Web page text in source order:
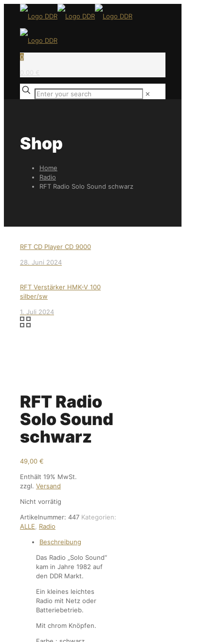
0
0,00 €
✕
Shop
Home
Radio
RFT Radio Solo Sound schwarz
RFT CD Player CD 9000
28. Juni 2024
RFT Verstärker HMK-V 100
silber/sw
1. Juli 2024
RFT Radio
Solo Sound
schwarz
49,00 €
Enthält 19% MwSt.
zzgl. Versand
Nicht vorrätig
Artikelnummer: 447 Kategorien:
ALLE
Radio
Beschreibung
Das Radio „Solo Sound“
kam in Jahre 1982 auf
den DDR Markt.
Ein kleines leichtes
Radio mit Netz oder
Batteriebetrieb.
Mit chrom Knöpfen.